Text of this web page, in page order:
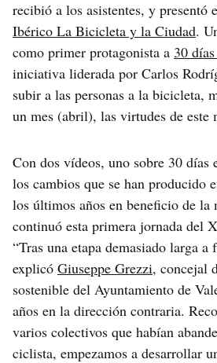
recibió a los asistentes, y presentó
Ibérico La Bicicleta y la Ciudad.
como primer protagonista a 30
iniciativa liderada por Carlos
subir a las personas a la bicicleta,
un mes (abril), las virtudes de este
Con dos vídeos, uno sobre 30
los cambios que se han producido
los últimos años en beneficio de la
continuó esta primera jornada del
“Tras una etapa demasiado larga a
explicó Giuseppe Grezzi, concejal
sostenible del Ayuntamiento de
años en la dirección contraria.
varios colectivos que habían
ciclista, empezamos a desarrollar